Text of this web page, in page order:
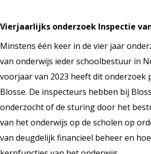
Vierjaarlijks onderzoek Inspectie
Minstens één keer in de vier jaar
van onderwijs ieder schoolbestuur in
voorjaar van 2023 heeft dit onderzoek
Blosse. De inspecteurs hebben bij
onderzocht of de sturing door het
van het onderwijs op de scholen op
van deugdelijk financieel beheer en